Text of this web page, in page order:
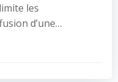
les
d’une…